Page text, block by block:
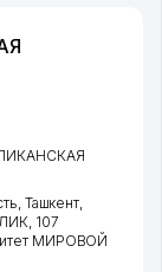
, Ташкент,
, 107
МИРОВОЙ